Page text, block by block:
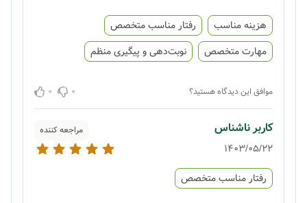
هزینه مناسب
رفتار مناسب متخصص
مهارت متخصص
نوبت‌دهی و پیگیری منظم
موافق این دیدگاه هستید؟ 0
0
کاربر ناشناس مراجعه کننده
1403/05/22
رفتار مناسب متخصص